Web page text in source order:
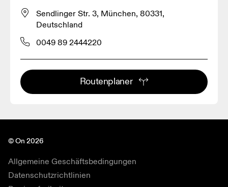
Sendlinger Str. 3, München, 80331,
Deutschland
0049 89 2444220
Routenplaner
© On 2026
Allgemeine Geschäftsbedingungen
Datenschutzrichtlinien